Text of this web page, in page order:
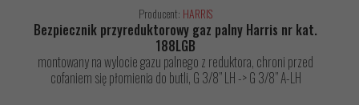
Producent: HARRIS
Bezpiecznik przyreduktorowy gaz palny Harris nr kat.
188LGB
montowany na wylocie gazu palnego z reduktora, chroni przed
cofaniem się płomienia do butli, G 3/8” LH -> G 3/8” A-LH